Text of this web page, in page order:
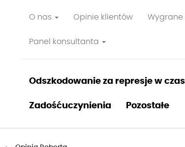
O nas Opinie klientów Wygrane
Panel konsultanta
Odszkodowanie za represje w
Zadośćuczynienia Pozostałe